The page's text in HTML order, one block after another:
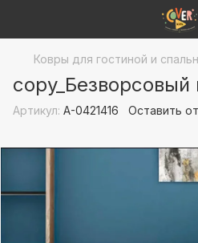
Ковры для гостиной и
copy_Безворсовый
Артикул: A-0421416 Оставить